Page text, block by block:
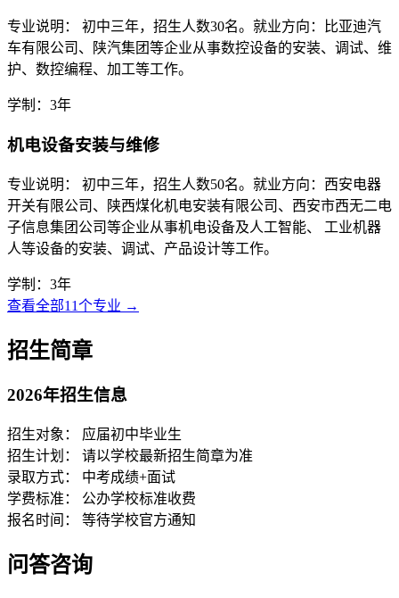
专业说明： 初中三年，招生人数30名。就业方向：比亚迪汽
车有限公司、陕汽集团等企业从事数控设备的安装、调试、维
护、数控编程、加工等工作。
学制：3年
机电设备安装与维修
专业说明： 初中三年，招生人数50名。就业方向：西安电器
开关有限公司、陕西煤化机电安装有限公司、西安市西无二电
子信息集团公司等企业从事机电设备及人工智能、 工业机器
人等设备的安装、调试、产品设计等工作。
学制：3年
查看全部11个专业 →
招生简章
2026年招生信息
招生对象：
应届初中毕业生
招生计划：
请以学校最新招生简章为准
录取方式：
中考成绩+面试
学费标准：
公办学校标准收费
报名时间：
等待学校官方通知
问答咨询